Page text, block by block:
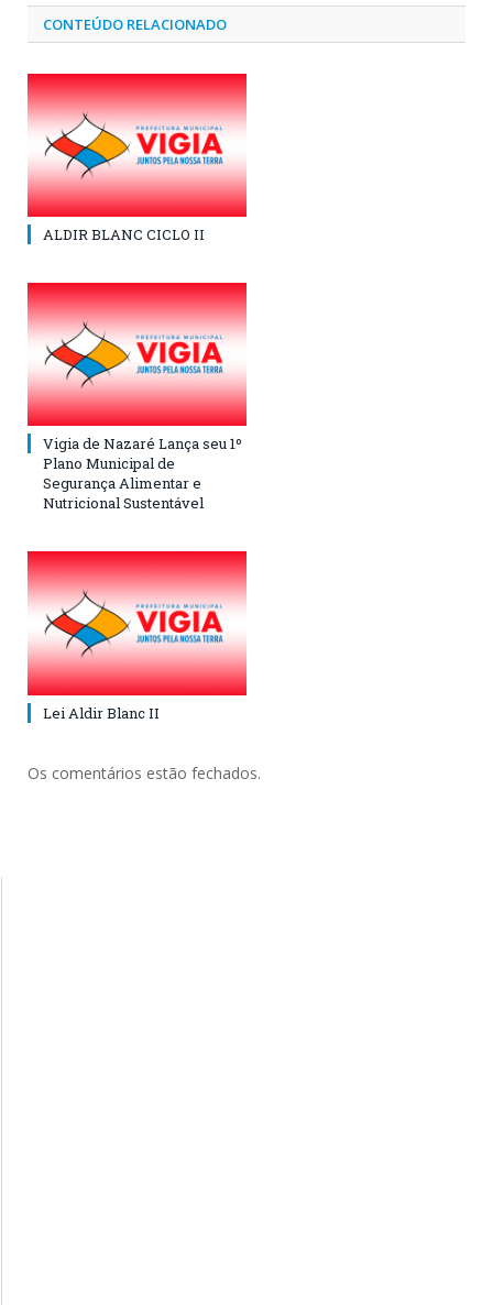
CONTEÚDO RELACIONADO
ALDIR BLANC CICLO II
Vigia de Nazaré Lança seu 1º
Plano Municipal de
Segurança Alimentar e
Nutricional Sustentável
Lei Aldir Blanc II
Os comentários estão fechados.